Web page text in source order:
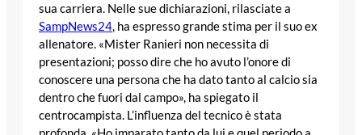
sua carriera. Nelle sue dichiarazioni, rilasciate a
SampNews24, ha espresso grande stima per il suo ex
allenatore. «Mister Ranieri non necessita di
presentazioni; posso dire che ho avuto l’onore di
conoscere una persona che ha dato tanto al calcio sia
dentro che fuori dal campo», ha spiegato il
centrocampista. L’influenza del tecnico è stata